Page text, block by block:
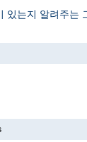
는지 알려주